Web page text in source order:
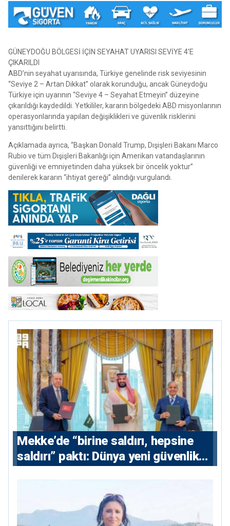
GÜNEYDOĞU BÖLGESİ İÇİN SEYAHAT UYARISI SEVİYE 4’E
ÇIKARILDI
ABD’nin seyahat uyarısında, Türkiye genelinde risk seviyesinin
“Seviye 2 – Artan Dikkat” olarak korunduğu, ancak Güneydoğu
Türkiye için uyarının “Seviye 4 – Seyahat Etmeyin” düzeyine
çıkarıldığı kaydedildi. Yetkililer, kararın bölgedeki ABD misyonlarının
operasyonlarında yapılan değişiklikleri ve güvenlik risklerini
yansıttığını belirtti.
Açıklamada ayrıca, “Başkan Donald Trump, Dışişleri Bakanı Marco
Rubio ve tüm Dışişleri Bakanlığı için Amerikan vatandaşlarının
güvenliği ve emniyetinden daha yüksek bir öncelik yoktur”
denilerek kararın “ihtiyat gereği” alındığı vurgulandı.
Mekke’de “birine saldırı, hepsine
saldırı” paktı: Dünya yeni güvenlik